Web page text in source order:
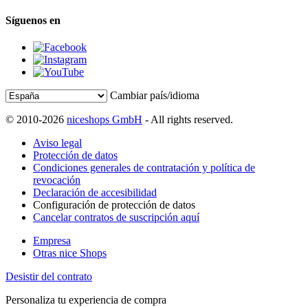
Síguenos en
Cambiar país/idioma
© 2010-2026 niceshops GmbH - All rights reserved.
Aviso legal
Protección de datos
Condiciones generales de contratación y política de
revocación
Declaración de accesibilidad
Configuración de protección de datos
Cancelar contratos de suscripción aquí
Empresa
Otras nice Shops
Desistir del contrato
Personaliza tu experiencia de compra